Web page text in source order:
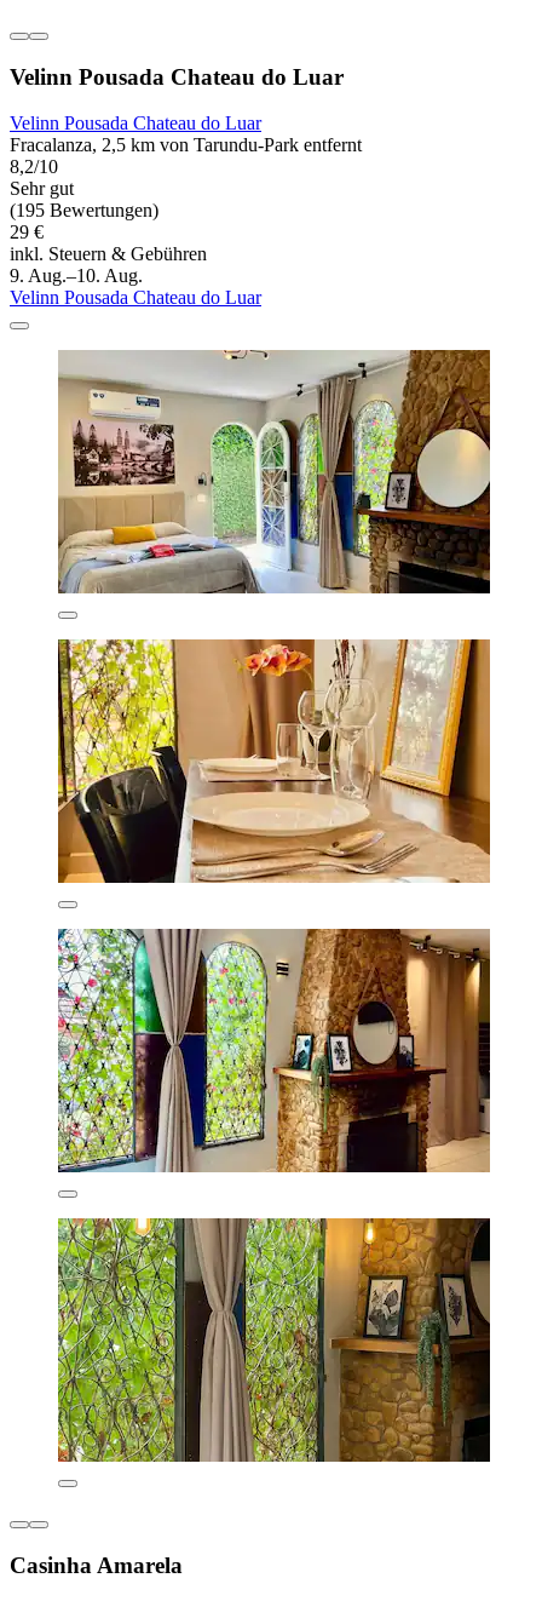
Velinn Pousada Chateau do Luar
Velinn Pousada Chateau do Luar
Fracalanza, 2,5 km von Tarundu-Park entfernt
8,2/10
Sehr gut
(195 Bewertungen)
29 €
inkl. Steuern & Gebühren
9. Aug.–10. Aug.
Velinn Pousada Chateau do Luar
Casinha Amarela